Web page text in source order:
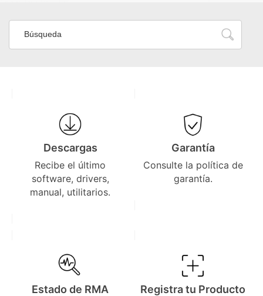
Descargas
Recibe el último
software, drivers,
manual, utilitarios.
Garantía
Consulte la política de
garantía.
Estado de RMA Registra tu Producto